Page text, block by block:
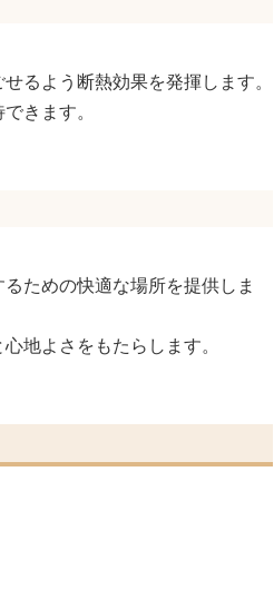
るよう断熱効果を発揮します。
きます。
ための快適な場所を提供しま
地よさをもたらします。